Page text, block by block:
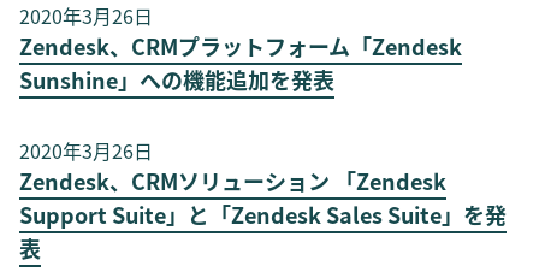
2020年3月26日
Zendesk、CRMプラットフォーム「Zendesk
Sunshine」への機能追加を発表
2020年3月26日
Zendesk、CRMソリューション 「Zendesk
Support Suite」と「Zendesk Sales Suite」を発
表